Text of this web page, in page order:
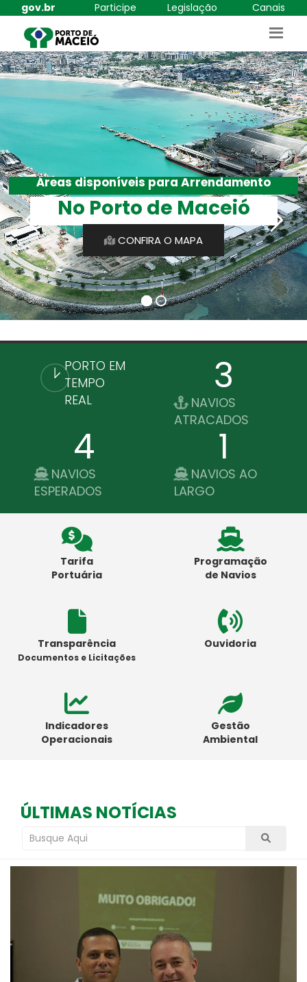
gov.br Participe Legislação Canais
Áreas disponíveis para Arrendamento
No Porto de Maceió
CONFIRA O MAPA
PORTO EM
TEMPO
REAL
3
NAVIOS
ATRACADOS
4
NAVIOS
ESPERADOS
1
NAVIOS AO
LARGO
Tarifa
Portuária
Programação
de Navios
Transparência
Documentos e Licitações
Ouvidoria
Indicadores
Operacionais
Gestão
Ambiental
ÚLTIMAS NOTÍCIAS